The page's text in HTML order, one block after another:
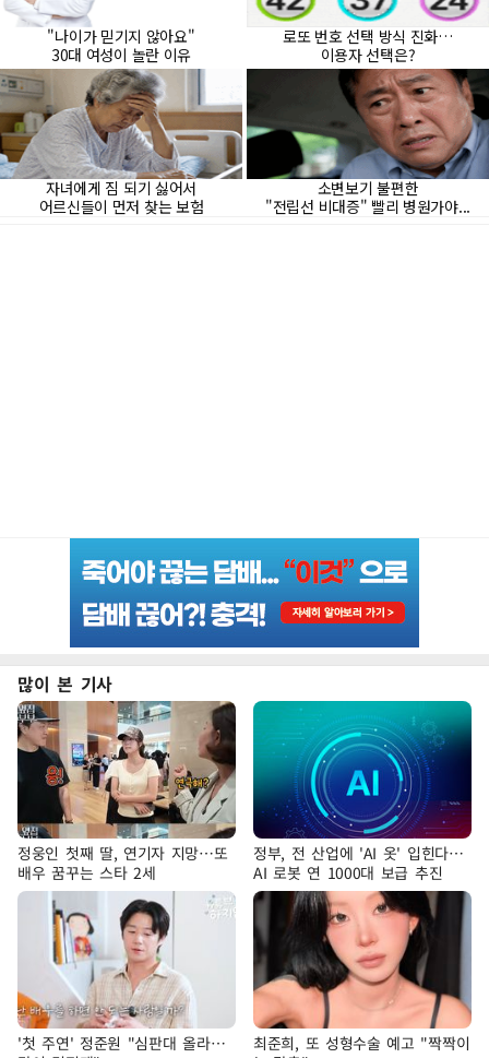
많이 본 기사
정웅인 첫째 딸, 연기자 지망…또
배우 꿈꾸는 스타 2세
정부, 전 산업에 'AI 옷' 입힌다…
AI 로봇 연 1000대 보급 추진
'첫 주연' 정준원 "심판대 올라…
최준희, 또 성형수술 예고 "짝짝이